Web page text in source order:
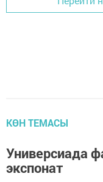
КӨН ТЕМАСЫ
Универсиада
экспонат